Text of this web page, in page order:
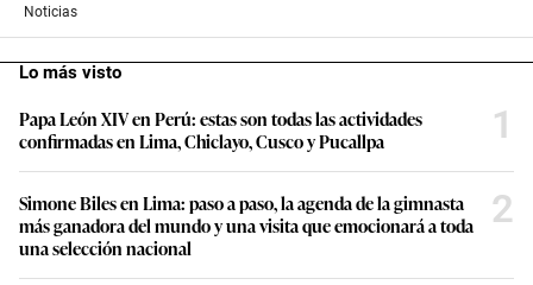
Noticias
Lo más visto
Papa León XIV en Perú: estas son todas las actividades
confirmadas en Lima, Chiclayo, Cusco y Pucallpa
1
Simone Biles en Lima: paso a paso, la agenda de la gimnasta
más ganadora del mundo y una visita que emocionará a toda
una selección nacional
2